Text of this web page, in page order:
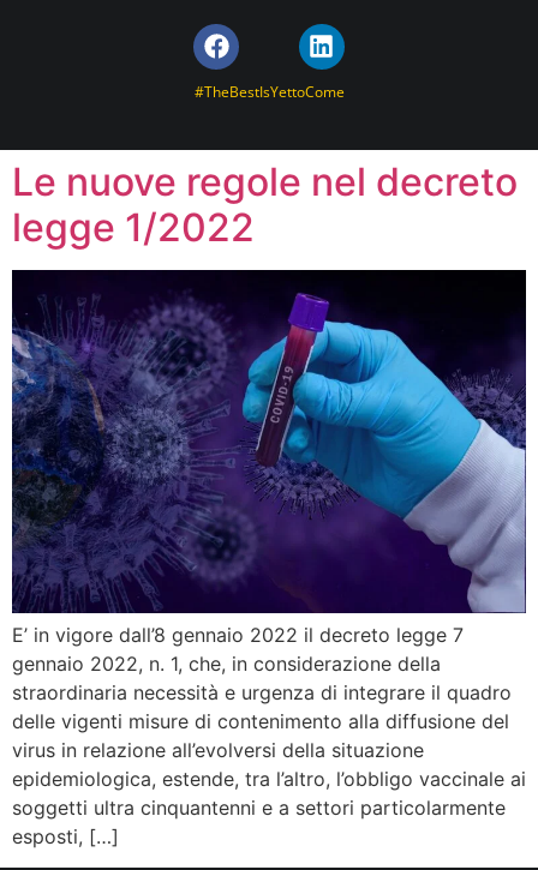
#TheBestIsYettoCome
Le nuove regole nel decreto
legge 1/2022
E’ in vigore dall’8 gennaio 2022 il decreto legge 7
gennaio 2022, n. 1, che, in considerazione della
straordinaria necessità e urgenza di integrare il quadro
delle vigenti misure di contenimento alla diffusione del
virus in relazione all’evolversi della situazione
epidemiologica, estende, tra l’altro, l’obbligo vaccinale ai
soggetti ultra cinquantenni e a settori particolarmente
esposti, […]